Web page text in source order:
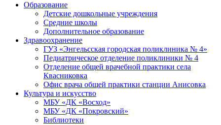
Образование
Детские дошкольные учреждения
Средние школы
Дополнительное образование
Здравоохранение
ГУЗ «Энгельсская городская поликлиника № 4»
Педиатрическое отделение поликлиники № 4
Отделение общей врачебной практики села
Квасниковка
Офис врача общей практики станции Анисовка
Культура и искусство
МБУ «ДК «Восход»
МБУ «ДК «Покровский»
Библиотеки